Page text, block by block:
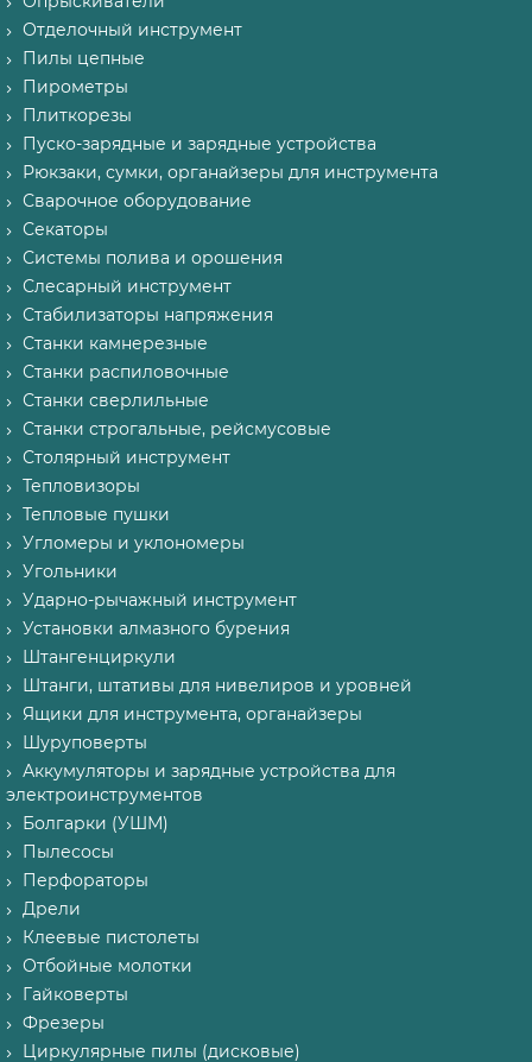
Отделочный инструмент
Пилы цепные
Пирометры
Плиткорезы
Пуско-зарядные и зарядные устройства
Рюкзаки, сумки, органайзеры для инструмента
Сварочное оборудование
Секаторы
Системы полива и орошения
Слесарный инструмент
Стабилизаторы напряжения
Станки камнерезные
Станки распиловочные
Станки сверлильные
Станки строгальные, рейсмусовые
Столярный инструмент
Тепловизоры
Тепловые пушки
Угломеры и уклономеры
Угольники
Ударно-рычажный инструмент
Установки алмазного бурения
Штангенциркули
Штанги, штативы для нивелиров и уровней
Ящики для инструмента, органайзеры
Шуруповерты
Аккумуляторы и зарядные устройства для
электроинструментов
Болгарки (УШМ)
Пылесосы
Перфораторы
Дрели
Клеевые пистолеты
Отбойные молотки
Гайковерты
Фрезеры
Циркулярные пилы (дисковые)